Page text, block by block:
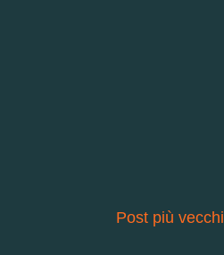
Post più vecchi